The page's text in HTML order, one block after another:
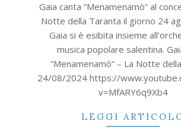
26
Gaia canta “Menamenamò” al
Notte della Taranta il giorno 24
Gaia si è esibita insieme
musica popolare salentina.
“Menamenamò” – La Notte
24/08/2024 https://
v=MfARY6q9Xb4
LEGGI